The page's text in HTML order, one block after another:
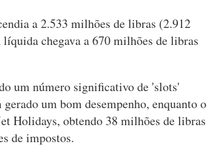
a 2.533 milhões de libras (2.912
chegava a 670 milhões de libras
um número significativo de 'slots'
um bom desempenho, enquanto o
Holidays, obtendo 38 milhões de libras
de impostos.